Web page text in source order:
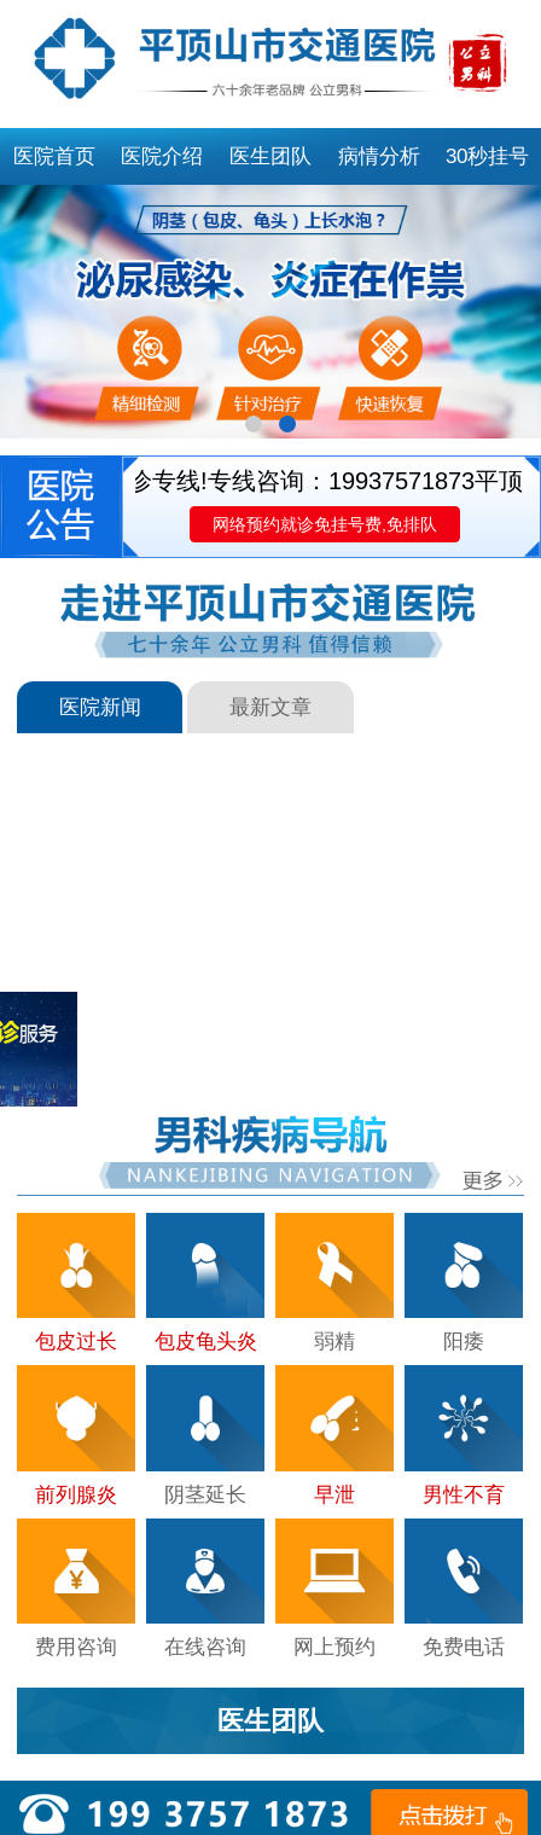
医院首页 医院介绍 医生团队 病情分析 30秒挂号
通医生就诊专线!专线咨询：19937571873平顶山
网络预约就诊免挂号费,免排队
医院新闻 最新文章
包皮过长 包皮龟头炎 弱精 阳痿
前列腺炎 阴茎延长 早泄 男性不育
费用咨询 在线咨询 网上预约 免费电话
医生团队